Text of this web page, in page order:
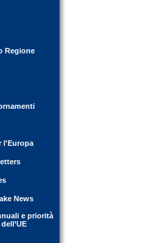
Regione
l'Europa
News
e priorità